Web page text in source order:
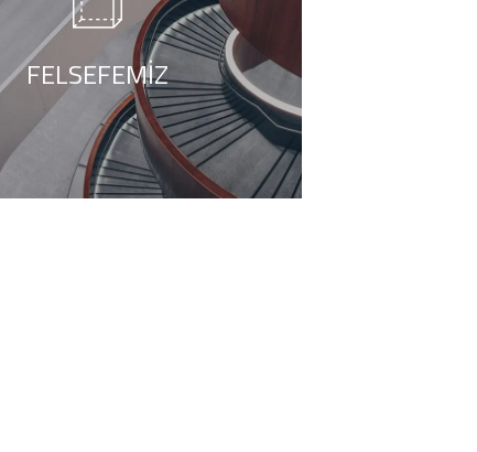
ÖNCE ZARAR VERMEMEK
FELSEFEMIZ